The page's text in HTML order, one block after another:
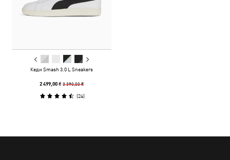
Кеди Smash 3.0 L Sneakers
2 499,00 ₴3 390,00 ₴
(24)